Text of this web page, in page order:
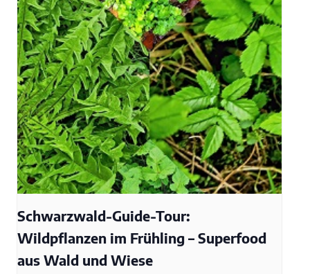
Schwarzwald-Guide-Tour:
Wildpflanzen im Frühling – Superfood
aus Wald und Wiese